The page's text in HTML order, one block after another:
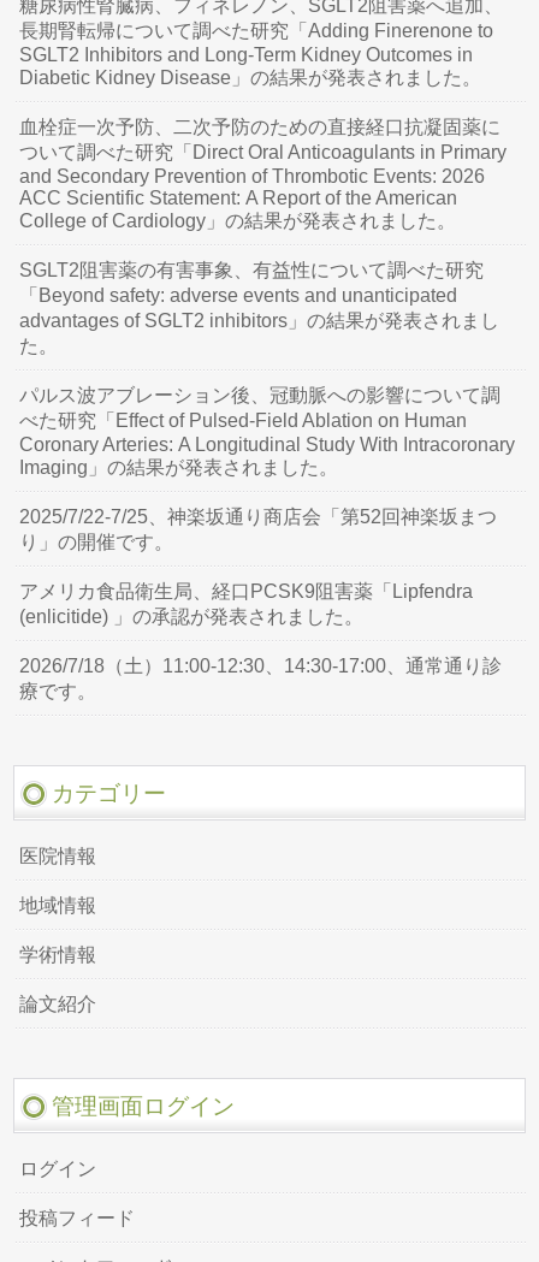
糖尿病性腎臓病、フィネレノン、SGLT2阻害薬へ追加、
長期腎転帰について調べた研究「Adding Finerenone to
SGLT2 Inhibitors and Long-Term Kidney Outcomes in
Diabetic Kidney Disease」の結果が発表されました。
血栓症一次予防、二次予防のための直接経口抗凝固薬に
ついて調べた研究「Direct Oral Anticoagulants in Primary
and Secondary Prevention of Thrombotic Events: 2026
ACC Scientific Statement: A Report of the American
College of Cardiology」の結果が発表されました。
SGLT2阻害薬の有害事象、有益性について調べた研究
「Beyond safety: adverse events and unanticipated
advantages of SGLT2 inhibitors」の結果が発表されまし
た。
パルス波アブレーション後、冠動脈への影響について調
べた研究「Effect of Pulsed-Field Ablation on Human
Coronary Arteries: A Longitudinal Study With Intracoronary
Imaging」の結果が発表されました。
2025/7/22-7/25、神楽坂通り商店会「第52回神楽坂まつ
り」の開催です。
アメリカ食品衛生局、経口PCSK9阻害薬「Lipfendra
(enlicitide) 」の承認が発表されました。
2026/7/18（土）11:00-12:30、14:30-17:00、通常通り診
療です。
カテゴリー
医院情報
地域情報
学術情報
論文紹介
管理画面ログイン
ログイン
投稿フィード